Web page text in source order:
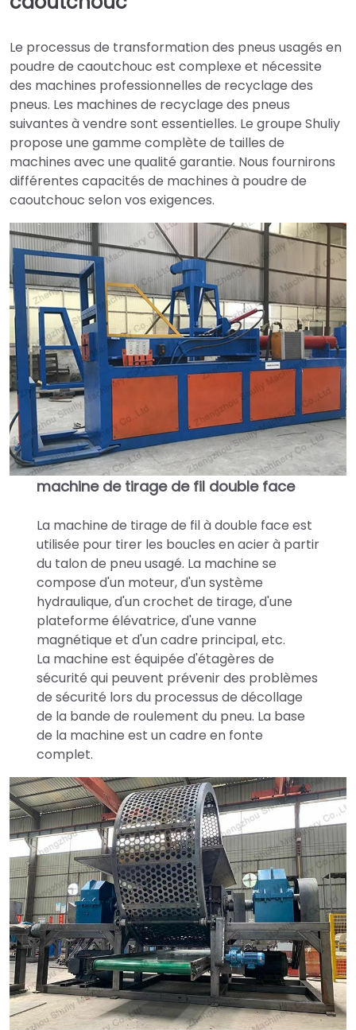
Le processus de transformation des pneus usagés en
poudre de caoutchouc est complexe et nécessite
des machines professionnelles de recyclage des
pneus. Les machines de recyclage des pneus
suivantes à vendre sont essentielles. Le groupe Shuliy
propose une gamme complète de tailles de
machines avec une qualité garantie. Nous fournirons
différentes capacités de machines à poudre de
caoutchouc selon vos exigences.
machine de tirage de fil double face
La machine de tirage de fil à double face est
utilisée pour tirer les boucles en acier à partir
du talon de pneu usagé. La machine se
compose d'un moteur, d'un système
hydraulique, d'un crochet de tirage, d'une
plateforme élévatrice, d'une vanne
magnétique et d'un cadre principal, etc.
La machine est équipée d'étagères de
sécurité qui peuvent prévenir des problèmes
de sécurité lors du processus de décollage
de la bande de roulement du pneu. La base
de la machine est un cadre en fonte
complet.